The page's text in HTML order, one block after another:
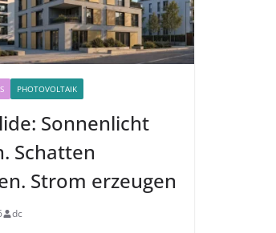
PHOTOVOLTAIK
Sonnenlicht
Schatten
Strom erzeugen
dc